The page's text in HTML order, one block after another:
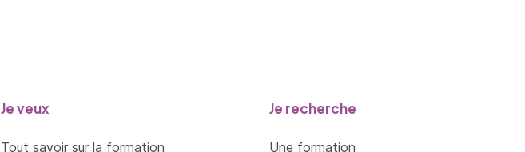
Je veux
Tout savoir sur la formation
Je recherche
Une formation